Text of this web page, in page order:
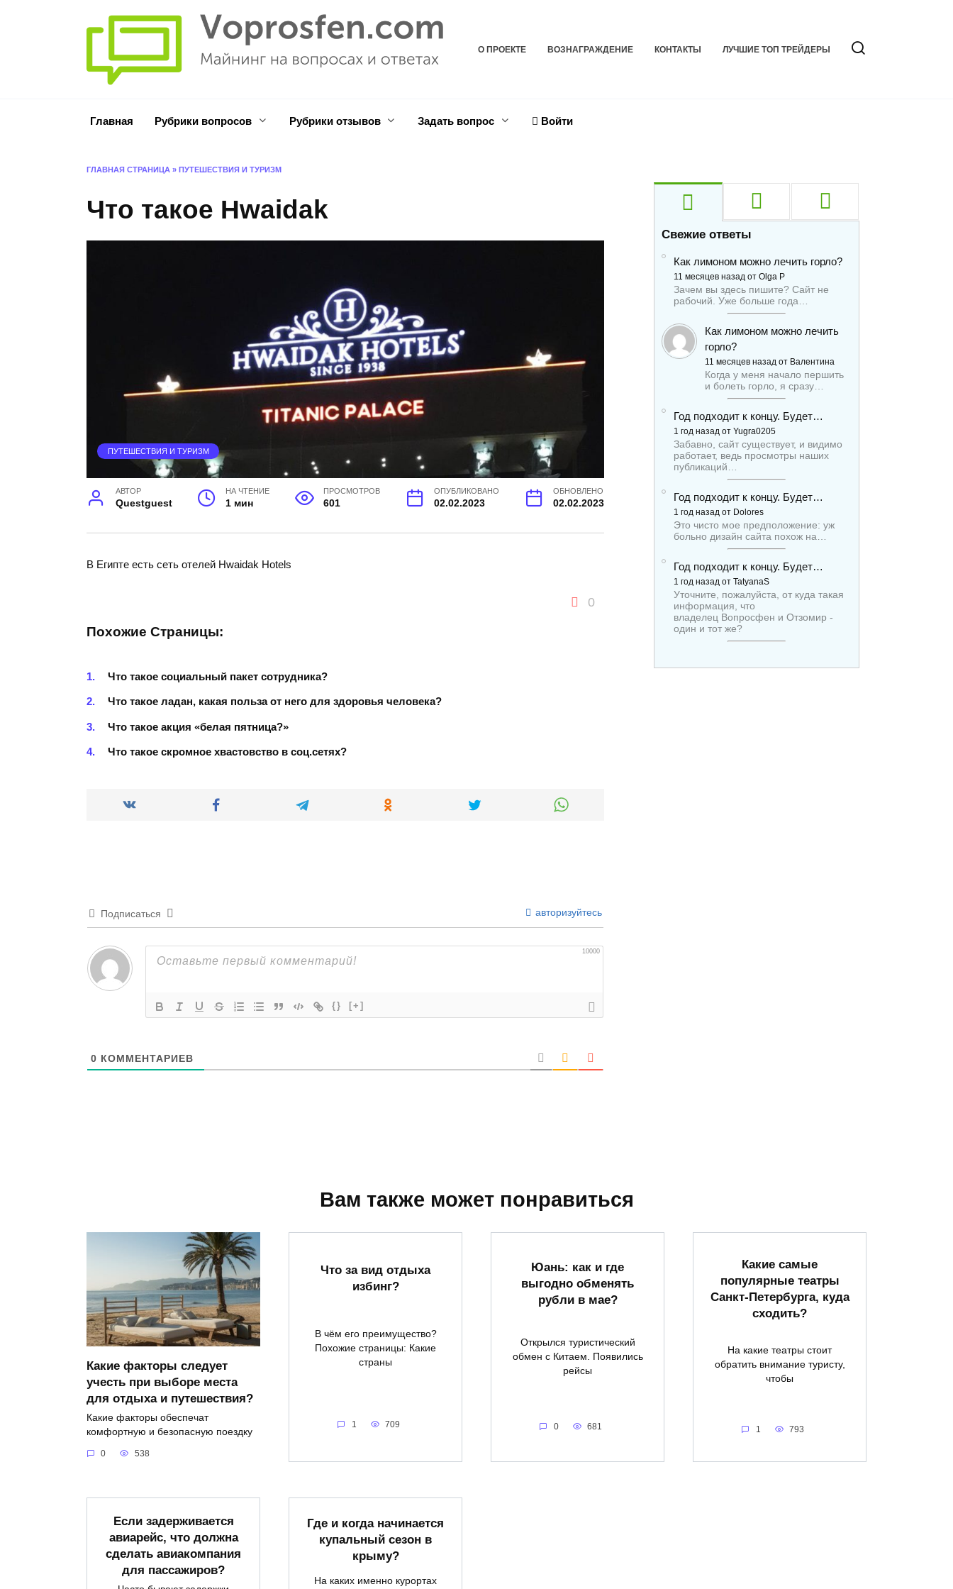
О ПРОЕКТЕ ВОЗНАГРАЖДЕНИЕ КОНТАКТЫ ЛУЧШИЕ ТОП ТРЕЙДЕРЫ
Главная Рубрики вопросов Рубрики отзывов Задать вопрос Войти
ГЛАВНАЯ СТРАНИЦА » ПУТЕШЕСТВИЯ И ТУРИЗМ
Что такое Hwaidak
ПУТЕШЕСТВИЯ И ТУРИЗМ
АВТОР
Questguest
НА ЧТЕНИЕ
1 мин
ПРОСМОТРОВ
601
ОПУБЛИКОВАНО
02.02.2023
ОБНОВЛЕНО
02.02.2023
В Египте есть сеть отелей Hwaidak Hotels
0
Похожие Страницы:
Что такое социальный пакет сотрудника?
Что такое ладан, какая польза от него для здоровья человека?
Что такое акция «белая пятница?»
Что такое скромное хвастовство в соц.сетях?
Подписаться авторизуйтесь
10000
{} [+]
0 КОММЕНТАРИЕВ
Свежие ответы
Как лимоном можно лечить горло?
11 месяцев назад от Olga P
Зачем вы здесь пишите? Сайт не
рабочий. Уже больше года…
Как лимоном можно лечить
горло?
11 месяцев назад от Валентина
Когда у меня начало першить
и болеть горло, я сразу…
Год подходит к концу. Будет…
1 год назад от Yugra0205
Забавно, сайт существует, и видимо
работает, ведь просмотры наших
публикаций…
Год подходит к концу. Будет…
1 год назад от Dolores
Это чисто мое предположение: уж
больно дизайн сайта похож на…
Год подходит к концу. Будет…
1 год назад от TatyanaS
Уточните, пожалуйста, от куда такая
информация, что
владелец Вопросфен и Отзомир -
один и тот же?
Вам также может понравиться
Какие факторы следует
учесть при выборе места
для отдыха и путешествия?
Какие факторы обеспечат
комфортную и безопасную поездку
0 538
Что за вид отдыха
избинг?
В чём его преимущество?
Похожие страницы: Какие
страны
1 709
Юань: как и где
выгодно обменять
рубли в мае?
Открылся туристический
обмен с Китаем. Появились
рейсы
0 681
Какие самые
популярные театры
Санкт-Петербурга, куда
сходить?
На какие театры стоит
обратить внимание туристу,
чтобы
1 793
Если задерживается
авиарейс, что должна
сделать авиакомпания
для пассажиров?
Где и когда начинается
купальный сезон в
крыму?
На каких именно курортах